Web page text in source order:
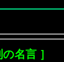
名言 ］